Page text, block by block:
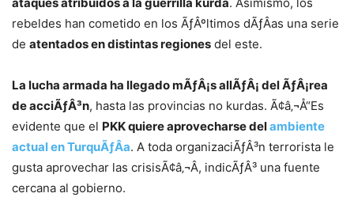
rebeldes han cometido en los ÃƒÂºltimos dÃƒÂ­as una serie
de atentados en distintas regiones del este.
La lucha armada ha llegado mÃƒÂ¡s allÃƒÂ¡ del ÃƒÂ¡rea
de acciÃƒÂ³n, hasta las provincias no kurdas. Ã¢â‚¬Å“Es
evidente que el PKK quiere aprovecharse delambiente
actual en TurquÃƒÂ­a. A toda organizaciÃƒÂ³n terrorista le
gusta aprovechar las crisisÃ¢â‚¬Â, indicÃƒÂ³ una fuente
cercana al gobierno.